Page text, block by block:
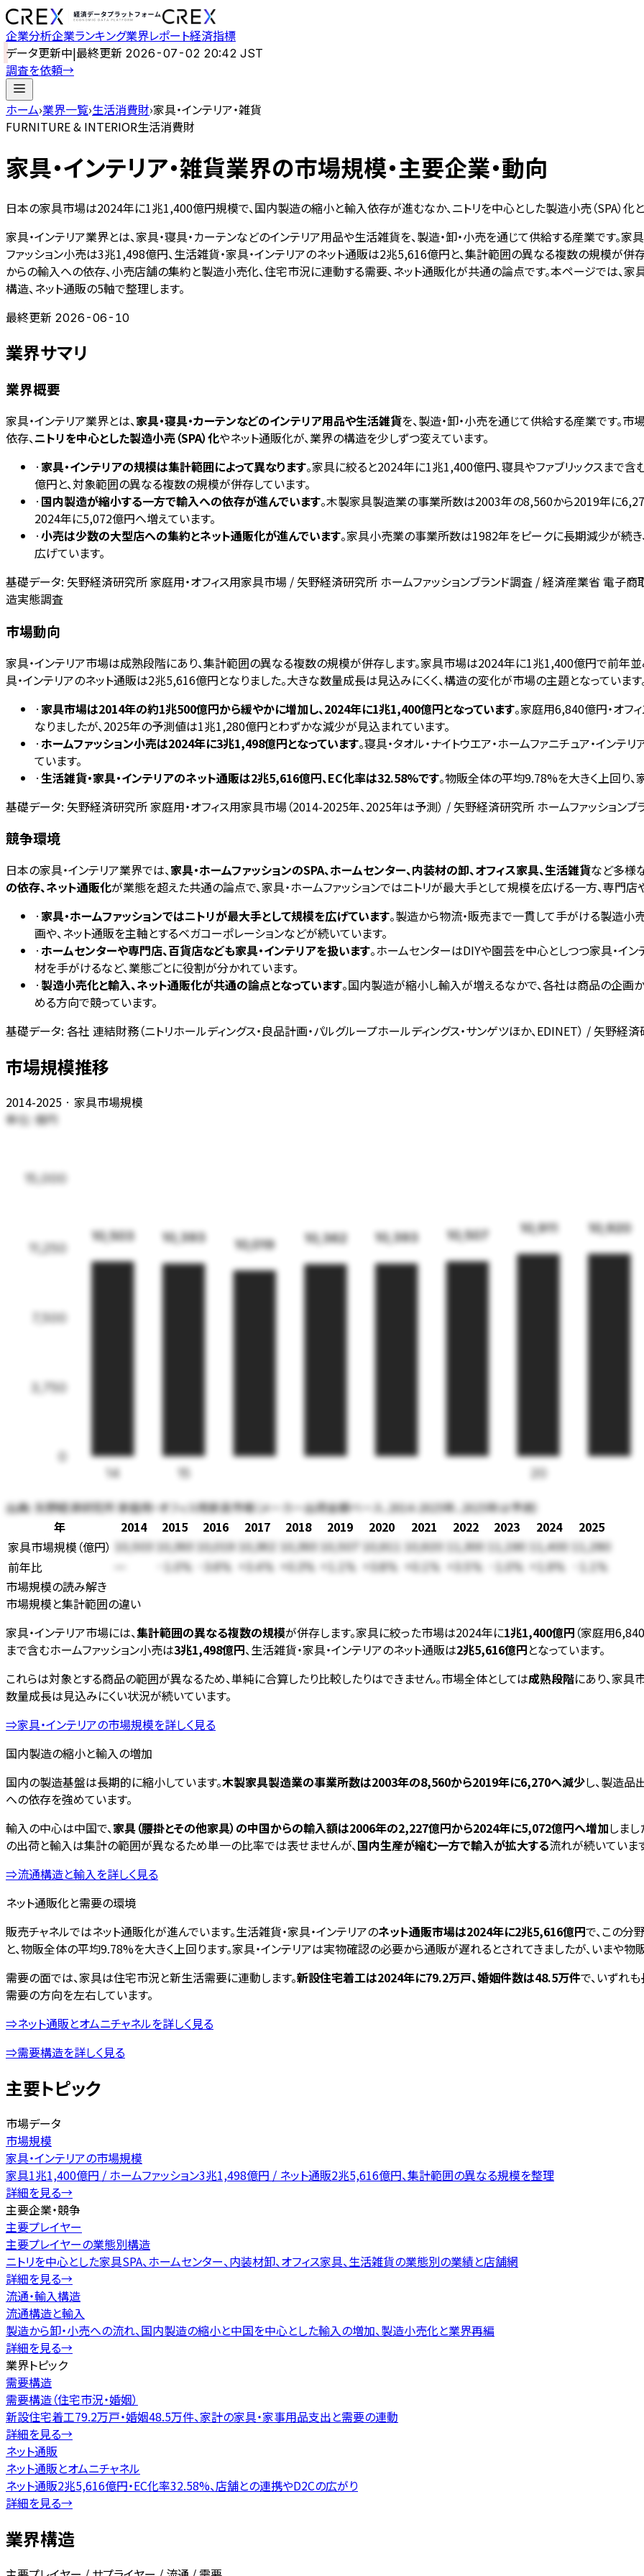
企業分析企業ランキング業界レポート経済指標
データ更新中|最終更新 2026-07-02 20:42 JST
調査を依頼→
ホーム›業界一覧›生活消費財›家具・インテリア・雑貨
FURNITURE & INTERIOR生活消費財
家具・インテリア・雑貨業界の市場規模・主要企業・動向
日本の家具市場は2024年に1兆1,400億円規模で、国内製造の縮小と輸入依存が進むなか、ニトリを中心とした製造小売（SPA）化
家具・インテリア業界とは、家具・寝具・カーテンなどのインテリア用品や生活雑貨を、製造・卸・小売を通じて供給する産業です
ファッション小売は3兆1,498億円、生活雑貨・家具・インテリアのネット通販は2兆5,616億円と、集計範囲の異なる複数の規模が
からの輸入への依存、小売店舗の集約と製造小売化、住宅市況に連動する需要、ネット通販化が共通の論点です。本ページでは、家
構造、ネット通販の5軸で整理します。
最終更新 2026-06-10
業界サマリ
業界概要
家具・インテリア業界とは、家具・寝具・カーテンなどのインテリア用品や生活雑貨を、製造・卸・小売を通じて供給する産業です。市
依存、ニトリを中心とした製造小売（SPA）化やネット通販化が、業界の構造を少しずつ変えています。
·家具・インテリアの規模は集計範囲によって異なります。家具に絞ると2024年に1兆1,400億円、寝具やファブリックスまで
億円と、対象範囲の異なる複数の規模が併存しています。
· 国内製造が縮小する一方で輸入への依存が進んでいます。木製家具製造業の事業所数は2003年の8,560から2019年に
2024年に5,072億円へ増えています。
·小売は少数の大型店への集約とネット通販化が進んでいます。家具小売業の事業所数は1982年をピークに長期減少が続
広げています。
基礎データ: 矢野経済研究所 家庭用・オフィス用家具市場 / 矢野経済研究所 ホームファッションブランド調査 / 経済産業省 電
造実態調査
市場動向
家具・インテリア市場は成熟段階にあり、集計範囲の異なる複数の規模が併存します。家具市場は2024年に1兆1,400億円で前年
具・インテリアのネット通販は2兆5,616億円となりました。大きな数量成長は見込みにくく、構造の変化が市場の主題となっています
·家具市場は2014年の約1兆500億円から緩やかに増加し、2024年に1兆1,400億円となっています。家庭用6,840億円・オフ
なりましたが、2025年の予測値は1兆1,280億円とわずかな減少が見込まれています。
·ホームファッション小売は2024年に3兆1,498億円となっています。寝具・タオル・ナイトウエア・ホームファニチュア・イン
ています。
·生活雑貨・家具・インテリアのネット通販は2兆5,616億円、EC化率は32.58%です。物販全体の平均9.78%を大きく上回り、
基礎データ: 矢野経済研究所 家庭用・オフィス用家具市場（2014-2025年、2025年は予測） / 矢野経済研究所 ホームファッション
競争環境
日本の家具・インテリア業界では、家具・ホームファッションのSPA、ホームセンター、内装材の卸、オフィス家具、生活雑貨など多様
の依存、ネット通販化が業態を超えた共通の論点で、家具・ホームファッションではニトリが最大手として規模を広げる一方、専門店
·家具・ホームファッションではニトリが最大手として規模を広げています。製造から物流・販売まで一貫して手がける製造小
画や、ネット通販を主軸とするベガコーポレーションなどが続いています。
·ホームセンターや専門店、百貨店なども家具・インテリアを扱います。ホームセンターはDIYや園芸を中心としつつ家具・イ
材を手がけるなど、業態ごとに役割が分かれています。
· 製造小売化と輸入、ネット通販化が共通の論点となっています。国内製造が縮小し輸入が増えるなかで、各社は商品の企画
める方向で競っています。
基礎データ: 各社 連結財務（ニトリホールディングス・良品計画・パルグループホールディングス・サンゲツほか、EDINET） / 矢野経
市場規模推移
2014-2025 · 家具市場規模
単位:億円
0
3,750
7,500
11,250
15,000
10,503
14
10,393
15
10,019 10,362 10,393 10,507 10,911
20
10,920
出典:矢野経済研究所 家庭用・オフィス用家具市場（メーカー出荷金額ベース、2014-2025年、2025年は予測）
年
2014 2015 2016 2017 2018 2019 2020 2021 2022 2023 2024
2025
家具市場規模 （億円） 10,503 10,393 10,019 10,362 10,393 10,507 10,911 10,920 11,300 11,190 11,400 11,280
前年比 -1.0% -3.6% +3.4% +0.3% +1.1% +3.8% +0.1% +3.5% -1.0% +1.9% -1.1%
市場規模の読み解き
市場規模と集計範囲の違い
家具・インテリア市場には、集計範囲の異なる複数の規模が併存します。家具に絞った市場は2024年に1兆1,400億円 （家庭用
まで含むホームファッション小売は3兆1,498億円、生活雑貨・家具・インテリアのネット通販は2兆5,616億円となっています。
これらは対象とする商品の範囲が異なるため、単純に合算したり比較したりはできません。市場全体としては成熟段階にあり、家具
数量成長は見込みにくい状況が続いています。
⇒家具・インテリアの市場規模を詳しく見る
国内製造の縮小と輸入の増加
国内の製造基盤は長期的に縮小しています。木製家具製造業の事業所数は2003年の8,560から2019年に6,270へ減少し、製造品
への依存を強めています。
輸入の中心は中国で、家具（腰掛とその他家具）の中国からの輸入額は2006年の2,227億円から2024年に5,072億円へ増加しま
の出荷と輸入は集計の範囲が異なるため単一の比率では表せませんが、国内生産が縮む一方で輸入が拡大する流れが続いていま
⇒流通構造と輸入を詳しく見る
ネット通販化と需要の環境
販売チャネルではネット通販化が進んでいます。生活雑貨・家具・インテリアのネット通販市場は2024年に2兆5,616億円で、この分
と、物販全体の平均9.78%を大きく上回ります。家具・インテリアは実物確認の必要から通販が遅れるとされてきましたが、いまや
需要の面では、家具は住宅市況と新生活需要に連動します。新設住宅着工は2024年に79.2万戸、婚姻件数は48.5万件で、いずれ
需要の方向を左右しています。
⇒ネット通販とオムニチャネルを詳しく見る
⇒需要構造を詳しく見る
主要トピック
市場データ
市場規模
家具・インテリアの市場規模
家具1兆1,400億円 / ホームファッション3兆1,498億円 / ネット通販2兆5,616億円、集計範囲の異なる規模を整理
詳細を見る→
主要企業・競争
主要プレイヤー
主要プレイヤーの業態別構造
ニトリを中心とした家具SPA、ホームセンター、内装材卸、オフィス家具、生活雑貨の業態別の業績と店舗網
詳細を見る→
流通・輸入構造
流通構造と輸入
製造から卸・小売への流れ、国内製造の縮小と中国を中心とした輸入の増加、製造小売化と業界再編
詳細を見る→
業界トピック
需要構造
需要構造（住宅市況・婚姻）
新設住宅着工79.2万戸・婚姻48.5万件、家計の家具・家事用品支出と需要の連動
詳細を見る→
ネット通販
ネット通販とオムニチャネル
ネット通販2兆5,616億円・EC化率32.58%、店舗との連携やD2Cの広がり
詳細を見る→
業界構造